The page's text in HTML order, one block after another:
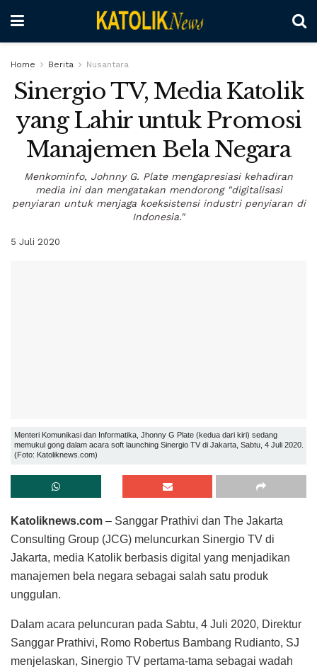
Home Berita Nusantara
Sinergio TV, Media Katolik
yang Lahir untuk Promosi
Manajemen Bela Negara
Menkominfo, Johnny G. Plate mengapresiasi kehadiran
media ini dan mengatakan mendorong "digitalisasi
penyiaran untuk menjaga koeksistensi industri penyiaran di
Indonesia."
5 Juli 2020
Menteri Komunikasi dan Informatika, Jhonny G Plate (kedua dari kiri) sedang
memukul gong dalam acara soft launching Sinergio TV di Jakarta, Sabtu, 4 Juli 2020.
(Foto: Katoliknews.com)
Katoliknews.com – Sanggar Prathivi dan The Jakarta
Consulting Group (JCG) meluncurkan Sinergio TV di
Jakarta, media Katolik berbasis digital yang menjadikan
manajemen bela negara sebagai salah satu produk
unggulan.
Dalam acara peluncuran pada Sabtu, 4 Juli 2020, Direktur
Sanggar Prathivi, Romo Robertus Bambang Rudianto, SJ
menjelaskan, Sinergio TV pertama-tama sebagai wadah